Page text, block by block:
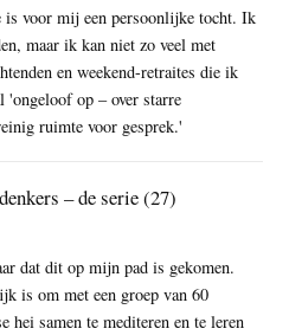
voor mij een persoonlijke tocht. Ik
maar ik kan niet zo veel met
en weekend-retraites die ik
'ongeloof op – over starre
ruimte voor gesprek.'
– de serie (27)
dat dit op mijn pad is gekomen.
is om met een groep van 60
hei samen te mediteren en te leren